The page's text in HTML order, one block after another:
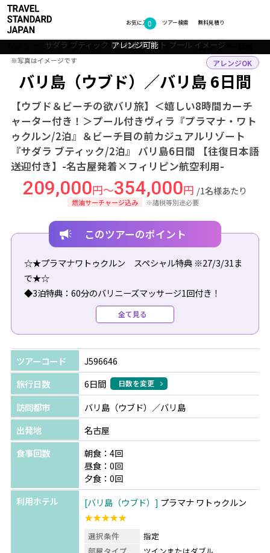
お気に入り
0 無料見積り
ツアー検索
アジア インドネシア バリ島（ウブド）・バリ島 ツアー詳細
バリ島（ウブド）／バリ島 6日間
【ウブド＆ビーチの欲バリ旅】＜嬉しい8時間カーチ
ャーター付き！＞プール付きヴィラ『プラマナ・ワト
ゥクルン/2泊』＆ビーチ目の前カジュアルリゾート
『サダラ ブティック/2泊』 バリ島6日間 【往復日本語
送迎付き】-名古屋発着×フィリピン航空利用-
アレンジOK
209,000円～354,000円 /1名様あたり
燃油サーチャージ込み ※諸税等別途必要
サダラ ブティック ビーチ リゾート プール イメージ
サダラ ブティック ビーチ リゾート プール イメージ
プラマナ・ワトゥクルン・リゾート ヴィラへのアップグレードも承
れます
プラマナ・ワトゥクルン・リゾート キャンドルデコレーションなど
アレンジ可能
※写真はイメージです
※写真はイメージです
このツアーのポイント
☆★プラマナワトゥクルン スペシャル特典 ※27/3/31ま
で★☆
◆3泊特典：60分のバリニーズマッサージ1回付き！
◆6泊特典：3泊特典+セットランチ1回付き！
◆季節のフルーツバスケット
◆毎朝のヨガレッスン
◆フローティングブレックファースト1回付【プールヴィ
ラ宿泊者限定】
☆★サダラブティック スペシャル特典★☆
【3泊特典】※27/03/31まで(7/1～8/31、12/23～1/4の期
間は除く)
◆スタッフお勧め！ポークリブセットランチ1回♪
◆30分のバリ式マッサージ1回
＜TSJだけの限定特典＞
特典の8時間カーチャーターご利用時に限り、ご案内可能
※早割特典はA～Fの中からいずれか1つ
全て見る
ツアーコード
J596646
旅行日数
6日間 日数を変更
訪問都市
バリ島（ウブド）／バリ島
出発地
名古屋
食事回数
朝食：4回
昼食：0回
夕食：0回
利用ホテル
バリ島（ウブド）
プラマナ ワトゥクルン
★★★★★
選択条件
指定